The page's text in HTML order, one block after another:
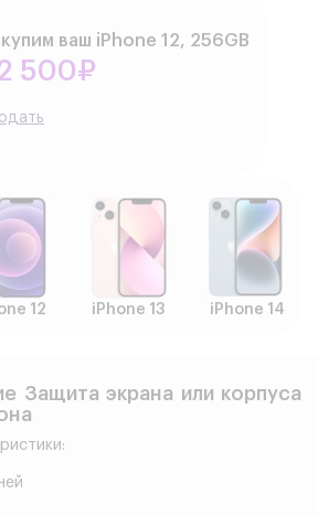
ваш iPhone 12, 256GB
500₽
12 iPhone 13 iPhone 14
Защита экрана или корпуса